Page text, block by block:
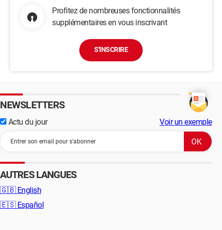
Profitez de nombreuses fonctionnalités
supplémentaires en vous inscrivant
S'INSCRIRE
NEWSLETTERS
Actu du jour Voir un exemple
AUTRES LANGUES
🇬🇧 English
🇪🇸 Español